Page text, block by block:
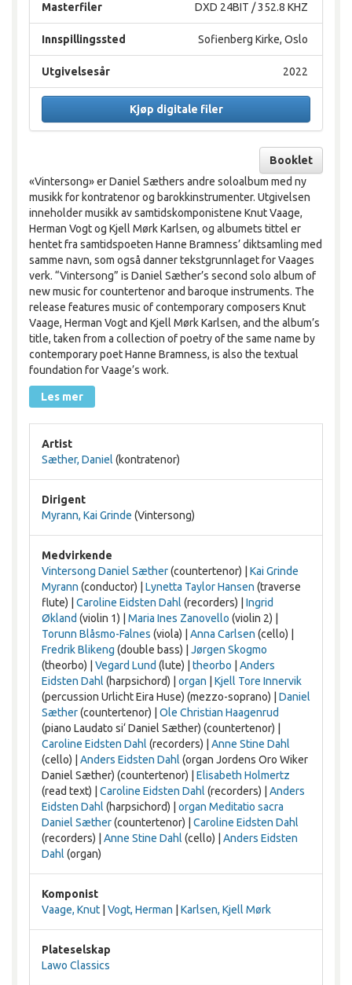
DXD 24BIT / 352.8 KHZ
Masterfiler
Sofienberg Kirke, Oslo
Innspillingssted
2022
Utgivelsesår
Kjøp digitale filer
Booklet
«Vintersong» er Daniel Sæthers andre soloalbum med ny
musikk for kontratenor og barokkinstrumenter. Utgivelsen
inneholder musikk av samtidskomponistene Knut Vaage,
Herman Vogt og Kjell Mørk Karlsen, og albumets tittel er
hentet fra samtidspoeten Hanne Bramness’ diktsamling med
samme navn, som også danner tekstgrunnlaget for Vaages
verk. “Vintersong” is Daniel Sæther’s second solo album of
new music for countertenor and baroque instruments. The
release features music of contemporary composers Knut
Vaage, Herman Vogt and Kjell Mørk Karlsen, and the album’s
title, taken from a collection of poetry of the same name by
contemporary poet Hanne Bramness, is also the textual
foundation for Vaage’s work.
Les mer
Artist
Sæther, Daniel (kontratenor)
Dirigent
Myrann, Kai Grinde (Vintersong)
Medvirkende
Vintersong Daniel Sæther(countertenor) | Kai Grinde
Myrann (conductor) | Lynetta Taylor Hansen (traverse
flute) | Caroline Eidsten Dahl (recorders) | Ingrid
Økland (violin 1) | Maria Ines Zanovello (violin 2) |
Torunn Blåsmo-Falnes (viola) | Anna Carlsen (cello) |
Fredrik Blikeng (double bass) | Jørgen Skogmo
(theorbo) | Vegard Lund (lute) | theorbo
Anders
Eidsten Dahl (harpsichord) | organ
Kjell Tore Innervik
(percussion Urlicht Eira Huse) (mezzo-soprano) | Daniel
Sæther(countertenor) | Ole Christian Haagenrud
(piano Laudato si‘ Daniel Sæther) (countertenor) |
Caroline Eidsten Dahl (recorders) | Anne Stine Dahl
(cello) | Anders Eidsten Dahl (organ Jordens Oro Wiker
Daniel Sæther) (countertenor) | Elisabeth Holmertz
(read text) | Caroline Eidsten Dahl (recorders) | Anders
Eidsten Dahl (harpsichord) | organ Meditatio sacra
Daniel Sæther(countertenor) | Caroline Eidsten Dahl
(recorders) | Anne Stine Dahl (cello) | Anders Eidsten
Dahl (organ)
Komponist
Vaage, Knut
Vogt, Herman Karlsen, Kjell Mørk
Plateselskap
Lawo Classics